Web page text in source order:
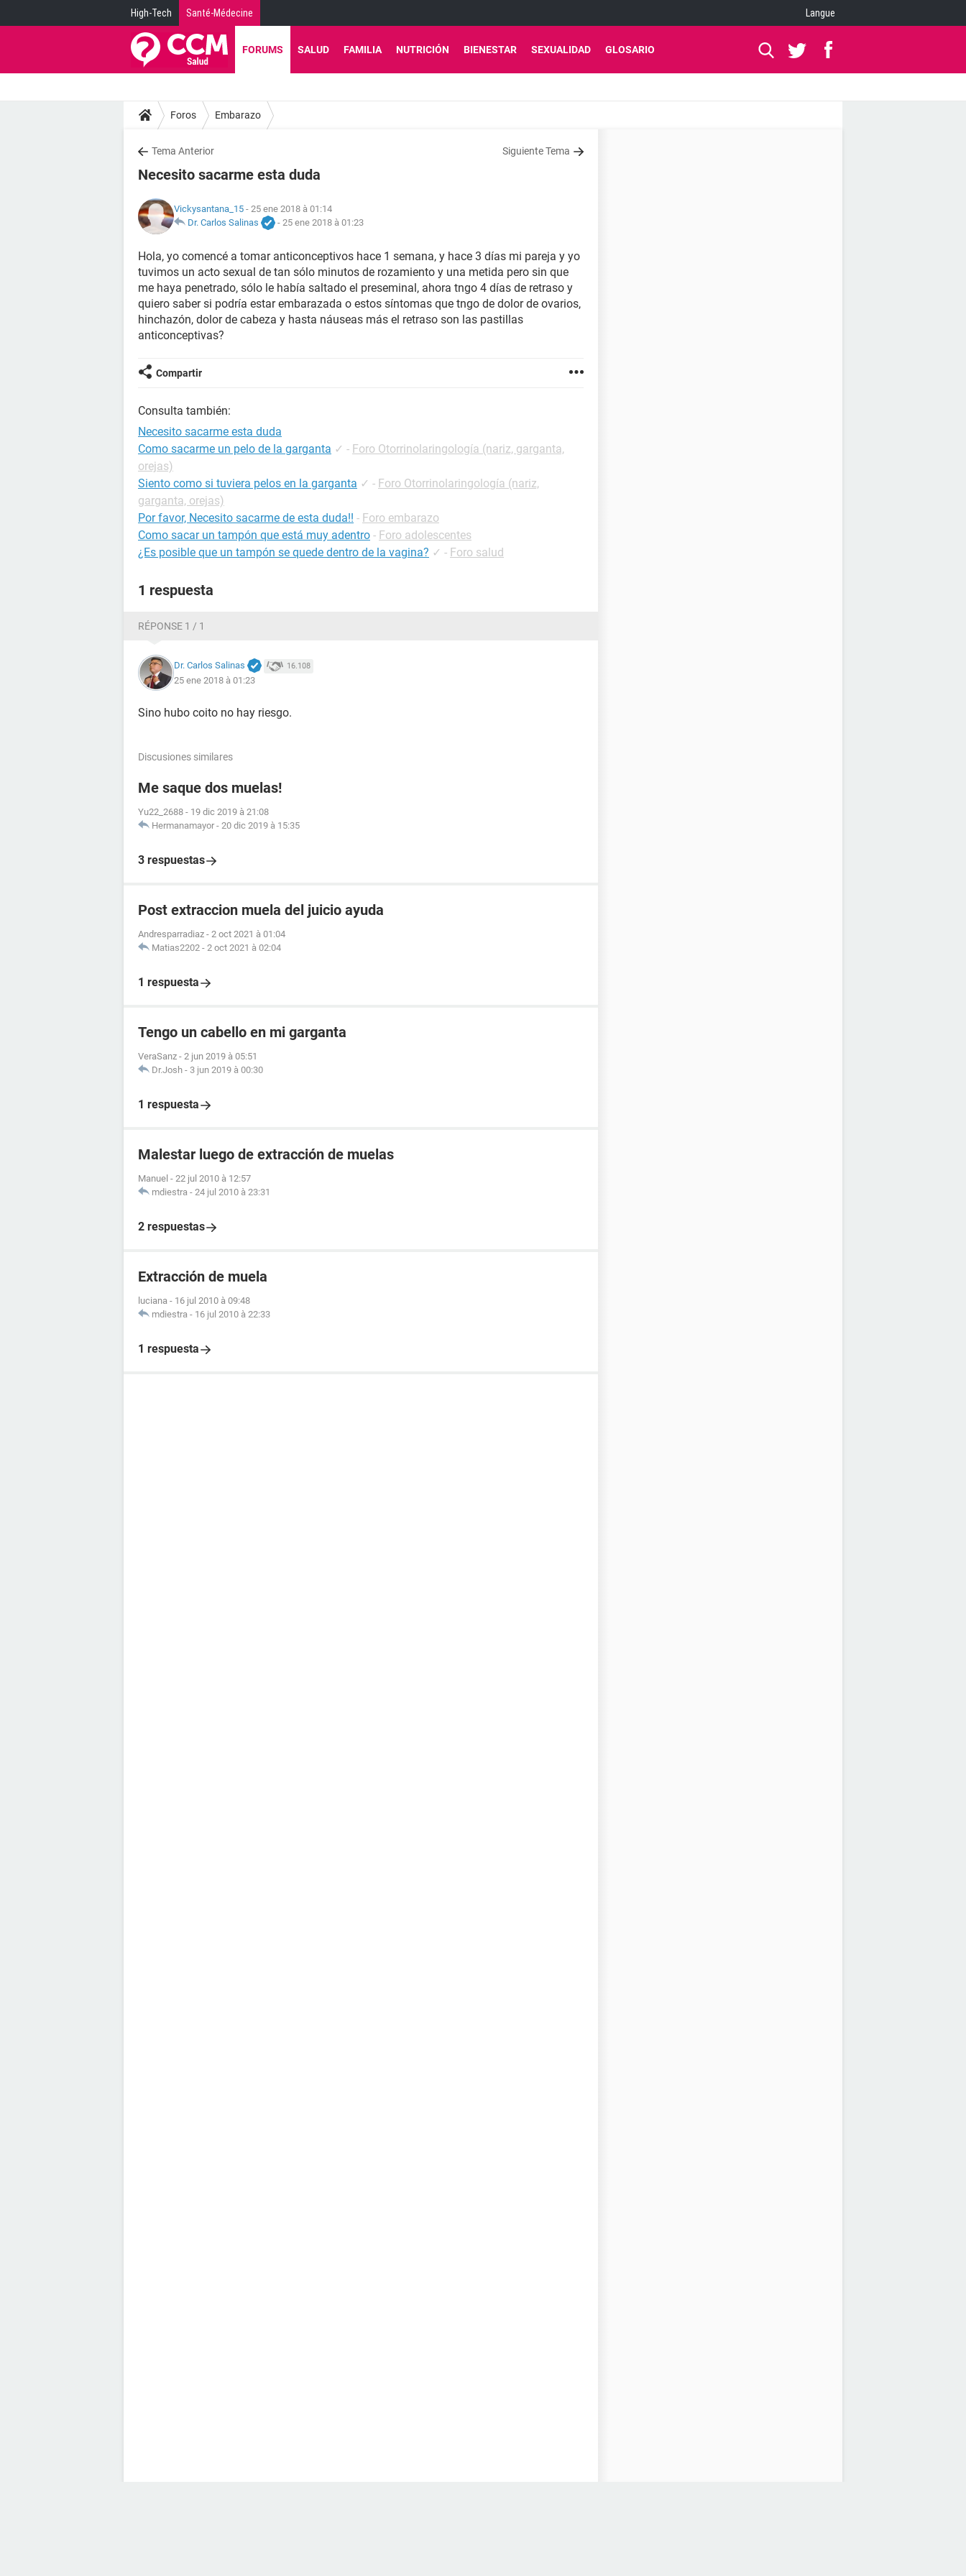
High-Tech Santé-Médecine Langue
FORUMS SALUD FAMILIA NUTRICIÓN BIENESTAR SEXUALIDAD GLOSARIO
Foros Embarazo
Tema Anterior Siguiente Tema
Necesito sacarme esta duda
Vickysantana_15 - 25 ene 2018 à 01:14
Dr. Carlos Salinas
- 25 ene 2018 à 01:23
Hola, yo comencé a tomar anticonceptivos hace 1 semana, y hace 3 días mi pareja y yo
tuvimos un acto sexual de tan sólo minutos de rozamiento y una metida pero sin que
me haya penetrado, sólo le había saltado el preseminal, ahora tngo 4 días de retraso y
quiero saber si podría estar embarazada o estos síntomas que tngo de dolor de ovarios,
hinchazón, dolor de cabeza y hasta náuseas más el retraso son las pastillas
anticonceptivas?
Compartir
Consulta también:
Necesito sacarme esta duda
Como sacarme un pelo de la garganta ✓ - Foro Otorrinolaringología (nariz, garganta,
orejas)
Siento como si tuviera pelos en la garganta ✓ - Foro Otorrinolaringología (nariz,
garganta, orejas)
Por favor, Necesito sacarme de esta duda!! - Foro embarazo
Como sacar un tampón que está muy adentro - Foro adolescentes
¿Es posible que un tampón se quede dentro de la vagina? ✓ - Foro salud
1 respuesta
RÉPONSE 1 / 1
Dr. Carlos Salinas 16.108
25 ene 2018 à 01:23
Sino hubo coito no hay riesgo.
Discusiones similares
Me saque dos muelas!
Yu22_2688 - 19 dic 2019 à 21:08
Hermanamayor - 20 dic 2019 à 15:35
3 respuestas
Post extraccion muela del juicio ayuda
Andresparradiaz - 2 oct 2021 à 01:04
Matias2202 - 2 oct 2021 à 02:04
1 respuesta
Tengo un cabello en mi garganta
VeraSanz - 2 jun 2019 à 05:51
Dr.Josh - 3 jun 2019 à 00:30
1 respuesta
Malestar luego de extracción de muelas
Manuel - 22 jul 2010 à 12:57
mdiestra - 24 jul 2010 à 23:31
2 respuestas
Extracción de muela
luciana - 16 jul 2010 à 09:48
mdiestra - 16 jul 2010 à 22:33
1 respuesta